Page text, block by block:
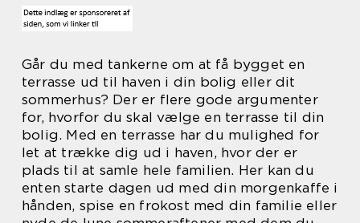
Går du med tankerne om at få bygget en
terrasse ud til haven i din bolig eller dit
sommerhus? Der er flere gode argumenter
for, hvorfor du skal vælge en terrasse til din
bolig. Med en terrasse har du mulighed for
let at trække dig ud i haven, hvor der er
plads til at samle hele familien. Her kan du
enten starte dagen ud med din morgenkaffe i
hånden, spise en frokost med din familie eller